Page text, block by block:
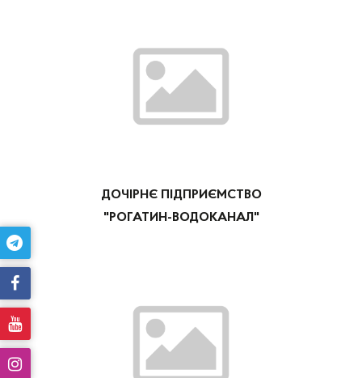
ДОЧІРНЄ ПІДПРИЄМСТВО
"РОГАТИН-ВОДОКАНАЛ"